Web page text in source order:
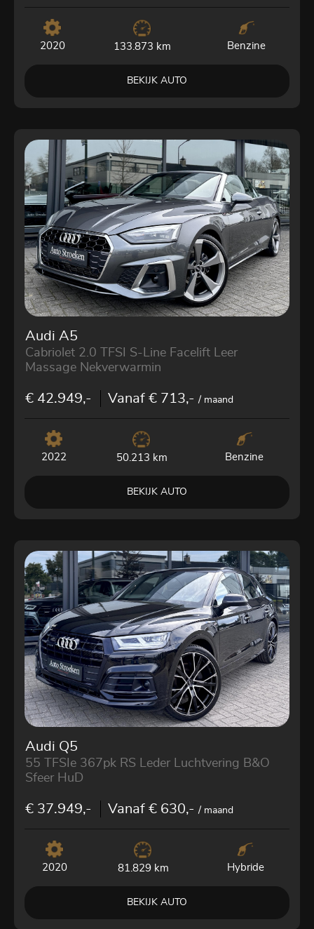
2020 133.873 km Benzine
BEKIJK AUTO
Audi A5
Cabriolet 2.0 TFSI S-Line Facelift Leer
Massage Nekverwarmin
€ 42.949,- Vanaf € 713,-/ maand
2022 50.213 km Benzine
BEKIJK AUTO
Audi Q5
55 TFSIe 367pk RS Leder Luchtvering B&O
Sfeer HuD
€ 37.949,- Vanaf € 630,-/ maand
2020 81.829 km Hybride
BEKIJK AUTO